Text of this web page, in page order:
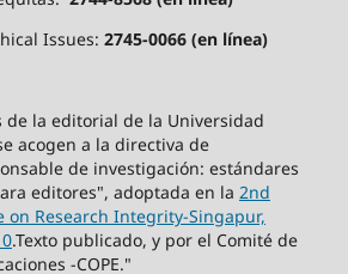
Issues: 2745-0066 (en línea)
de la editorial de la Universidad
acogen a la directiva de
de investigación: estándares
editores", adoptada en la 2nd
on Research Integrity-Singapur,
.Texto publicado, y por el Comité de
-COPE."